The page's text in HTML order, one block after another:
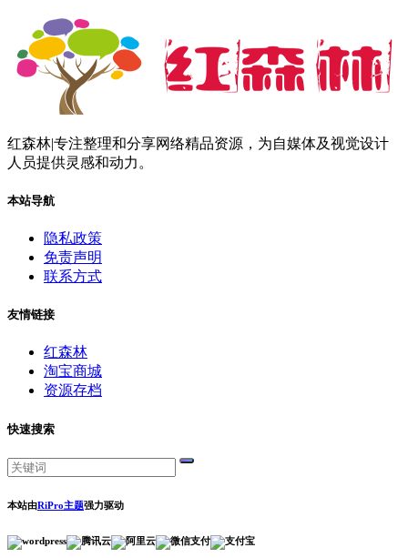
红森林|专注整理和分享网络精品资源，为自媒体及视觉设计
人员提供灵感和动力。
本站导航
隐私政策
免责声明
联系方式
友情链接
红森林
淘宝商城
资源存档
快速搜索
本站由RiPro主题强力驱动